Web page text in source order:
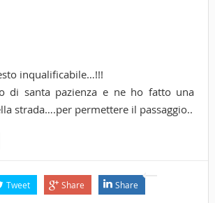
inqualificabile…!!!
di santa pazienza e ne ho fatto una
strada….per permettere il passaggio..
Tweet Share Share